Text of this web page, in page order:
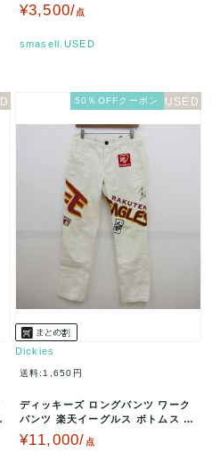
ィース Lサイズ カーキ系…
¥3,500/点
smasell.USED
50％OFFクーポン
Dickies
送料:1,650円
ディッキーズ ロングパンツ ワーク
パンツ 楽天イーグルス ボトムス 白
赤 メンズ 28サイズ ホワ…
¥11,000/ 点